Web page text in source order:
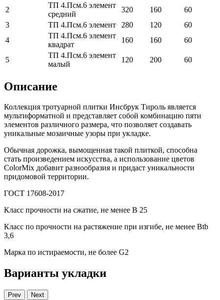
2
ТП 4.Псм.6 элемент
средний
320 160
60
3
ТП 4.Псм.6 элемент 280 120
60
4
ТП 4.Псм.6 элемент
квадрат
160 160 60
5
ТП 4.Псм.6 элемент
малый
120 200 60
Описание
Коллекция тротуарной плитки Инсбрук Тироль является
мультиформатной и представляет собой комбинацию пяти
элементов различного размера, что позволяет создавать
уникальные мозаичные узоры при укладке.
Обычная дорожка, вымощенная такой плиткой, способна
стать произведением искусства, а использование цветов
ColorMix добавит разнообразия и придаст уникальности
придомовой территории.
ГОСТ 17608-2017
Класс прочности на сжатие, не менее В 25
Класс по прочности на растяжение при изгибе, не менее Вtb
3,6
Марка по истираемости, не более G2
Варианты укладки
Prev Next